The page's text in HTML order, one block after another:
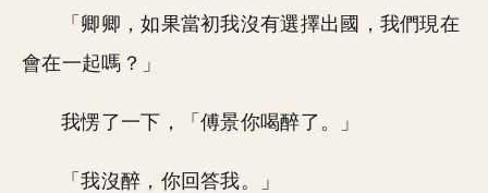
「卿卿，如果當初我沒有選擇出國，我們現在
會在一起嗎？」
我愣了一下，「傅景你喝醉了。」
「我沒醉，你回答我。」